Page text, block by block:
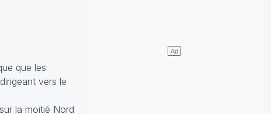
que les
vers le
la moitié Nord